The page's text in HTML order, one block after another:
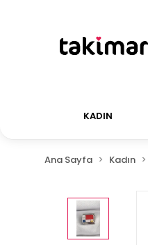
KADIN
Ana Sayfa Kadın